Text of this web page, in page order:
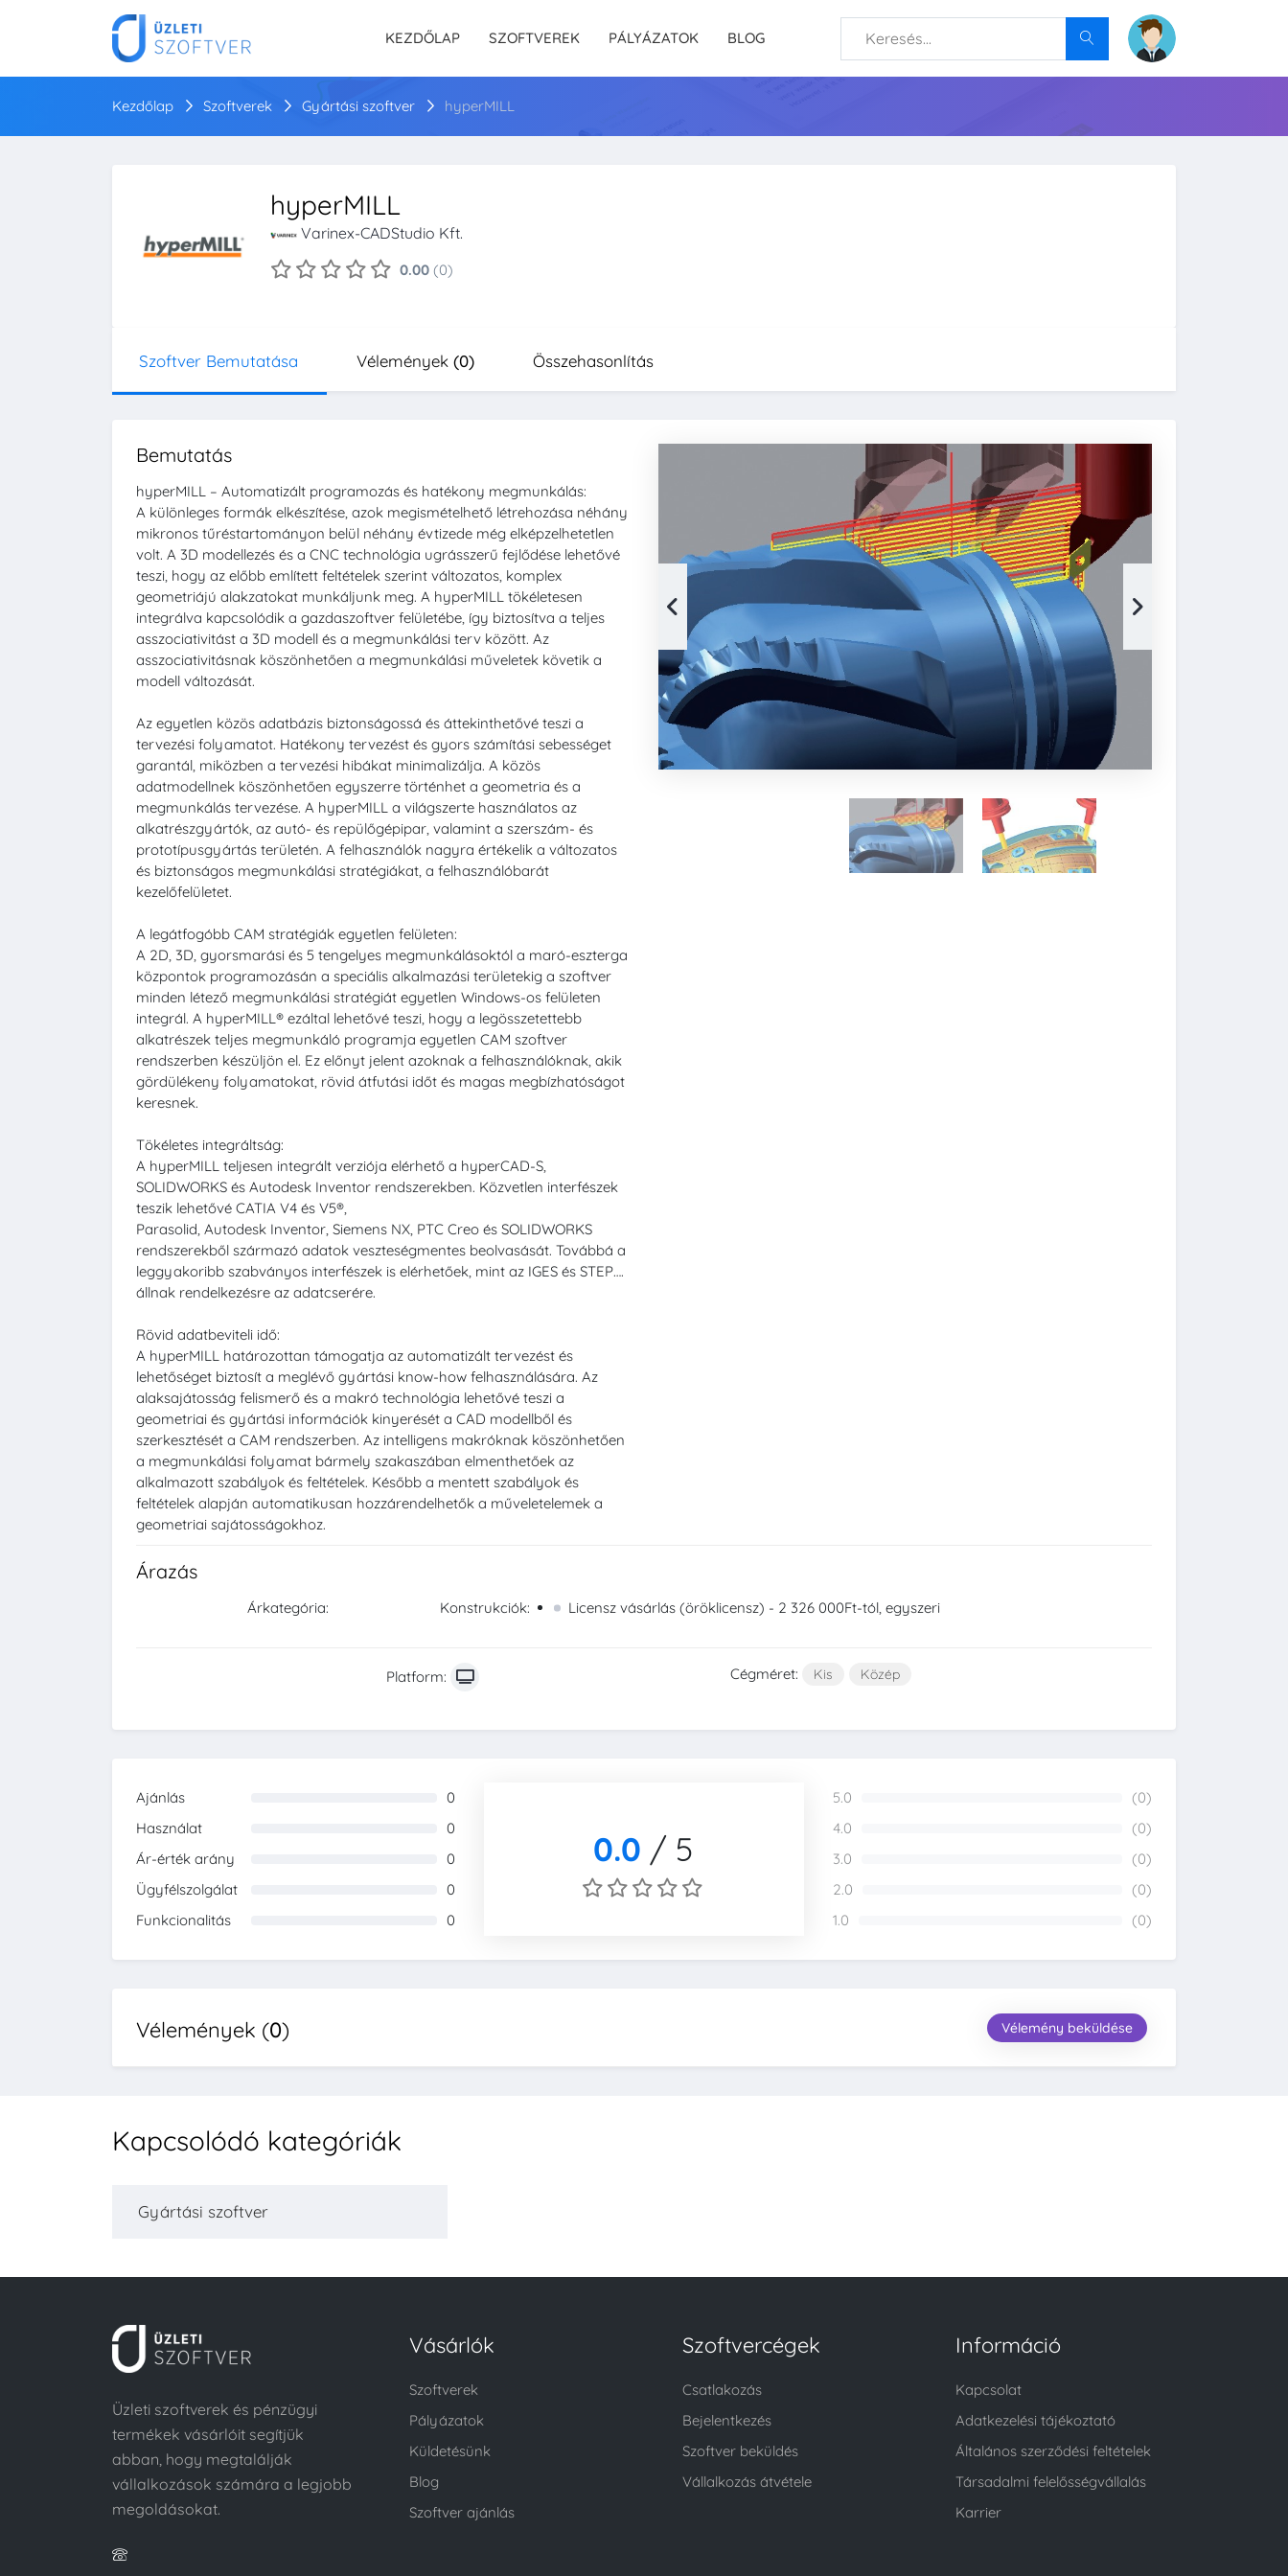
KEZDŐLAP SZOFTVEREK PÁLYÁZATOK BLOG
Kezdőlap Szoftverek Gyártási szoftver hyperMILL
hyperMILL
Varinex-CADStudio Kft.
0.00 (0)
Szoftver Bemutatása Vélemények (0) Összehasonlítás
Bemutatás
hyperMILL – Automatizált programozás és hatékony megmunkálás:
A különleges formák elkészítése, azok megismételhető létrehozása néhány
mikronos tűréstartományon belül néhány évtizede még elképzelhetetlen
volt. A 3D modellezés és a CNC technológia ugrásszerű fejlődése lehetővé
teszi, hogy az előbb említett feltételek szerint változatos, komplex
geometriájú alakzatokat munkáljunk meg. A hyperMILL tökéletesen
integrálva kapcsolódik a gazdaszoftver felületébe, így biztosítva a teljes
asszociativitást a 3D modell és a megmunkálási terv között. Az
asszociativitásnak köszönhetően a megmunkálási műveletek követik a
modell változását.
Az egyetlen közös adatbázis biztonságossá és áttekinthetővé teszi a
tervezési folyamatot. Hatékony tervezést és gyors számítási sebességet
garantál, miközben a tervezési hibákat minimalizálja. A közös
adatmodellnek köszönhetően egyszerre történhet a geometria és a
megmunkálás tervezése. A hyperMILL a világszerte használatos az
alkatrészgyártók, az autó- és repülőgépipar, valamint a szerszám- és
prototípusgyártás területén. A felhasználók nagyra értékelik a változatos
és biztonságos megmunkálási stratégiákat, a felhasználóbarát
kezelőfelületet.
A legátfogóbb CAM stratégiák egyetlen felületen:
A 2D, 3D, gyorsmarási és 5 tengelyes megmunkálásoktól a maró-eszterga
központok programozásán a speciális alkalmazási területekig a szoftver
minden létező megmunkálási stratégiát egyetlen Windows-os felületen
integrál. A hyperMILL® ezáltal lehetővé teszi, hogy a legösszetettebb
alkatrészek teljes megmunkáló programja egyetlen CAM szoftver
rendszerben készüljön el. Ez előnyt jelent azoknak a felhasználóknak, akik
gördülékeny folyamatokat, rövid átfutási időt és magas megbízhatóságot
keresnek.
Tökéletes integráltság:
A hyperMILL teljesen integrált verziója elérhető a hyperCAD-S,
SOLIDWORKS és Autodesk Inventor rendszerekben. Közvetlen interfészek
teszik lehetővé CATIA V4 és V5®,
Parasolid, Autodesk Inventor, Siemens NX, PTC Creo és SOLIDWORKS
rendszerekből származó adatok veszteségmentes beolvasását. Továbbá a
leggyakoribb szabványos interfészek is elérhetőek, mint az IGES és STEP….
állnak rendelkezésre az adatcserére.
Rövid adatbeviteli idő:
A hyperMILL határozottan támogatja az automatizált tervezést és
lehetőséget biztosít a meglévő gyártási know-how felhasználására. Az
alaksajátosság felismerő és a makró technológia lehetővé teszi a
geometriai és gyártási információk kinyerését a CAD modellből és
szerkesztését a CAM rendszerben. Az intelligens makróknak köszönhetően
a megmunkálási folyamat bármely szakaszában elmenthetőek az
alkalmazott szabályok és feltételek. Később a mentett szabályok és
feltételek alapján automatikusan hozzárendelhetők a műveletelemek a
geometriai sajátosságokhoz.
Árazás
Árkategória: Konstrukciók: Licensz vásárlás (öröklicensz) - 2 326 000Ft-tól, egyszeri
Platform: Cégméret: Kis Közép
Ajánlás
0
Használat
0
Ár-érték arány
0
Ügyfélszolgálat
0
Funkcionalitás
0
0.0 / 5
5.0
(0)
4.0
(0)
3.0
(0)
2.0
(0)
1.0
(0)
Vélemények (0) Vélemény beküldése
Kapcsolódó kategóriák
Gyártási szoftver
Üzleti szoftverek és pénzügyi
termékek vásárlóit segítjük
abban, hogy megtalálják
vállalkozások számára a legjobb
megoldásokat.
Vásárlók
Szoftverek
Pályázatok
Küldetésünk
Blog
Szoftver ajánlás
Szoftvercégek
Csatlakozás
Bejelentkezés
Szoftver beküldés
Vállalkozás átvétele
Információ
Kapcsolat
Adatkezelési tájékoztató
Általános szerződési feltételek
Társadalmi felelősségvállalás
Karrier